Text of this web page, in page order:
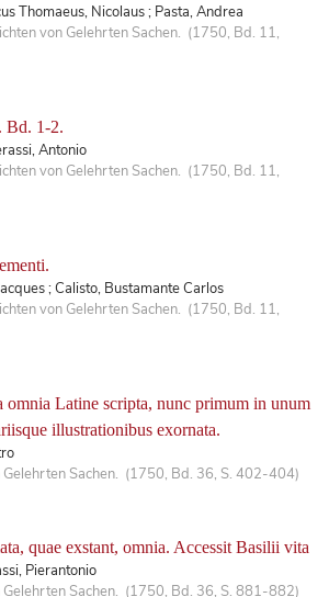
Thomaeus, Nicolaus ; Pasta, Andrea
von Gelehrten Sachen. (1750, Bd. 11,
Bd. 1-2.
Antonio
von Gelehrten Sachen. (1750, Bd. 11,
; Calisto, Bustamante Carlos
von Gelehrten Sachen. (1750, Bd. 11,
omnia Latine scripta, nunc primum in unum
illustrationibus exornata.
Gelehrten Sachen. (1750, Bd. 36, S. 402-404)
quae exstant, omnia. Accessit Basilii vita
Pierantonio
Gelehrten Sachen. (1750, Bd. 36, S. 881-882)